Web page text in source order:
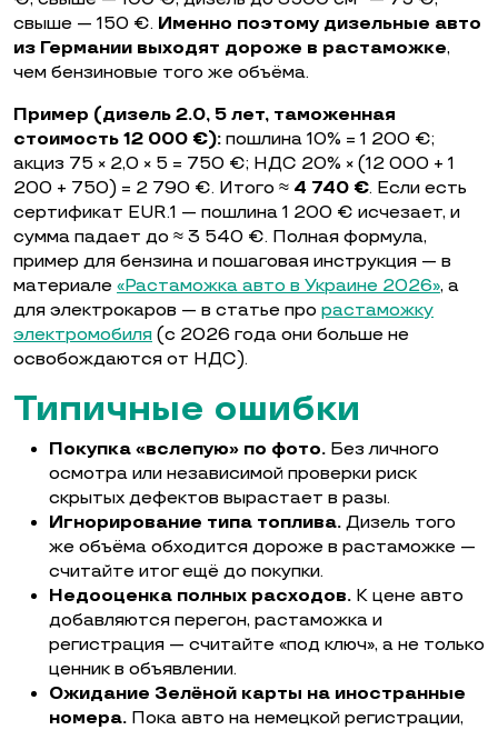
свыше — 150 €. Именно поэтому дизельные авто
из Германии выходят дороже в растаможке,
чем бензиновые того же объёма.
Пример (дизель 2.0, 5 лет, таможенная
стоимость 12 000 €): пошлина 10% = 1 200 €;
акциз 75 × 2,0 × 5 = 750 €; НДС 20% × (12 000 + 1
200 + 750) = 2 790 €. Итого ≈ 4 740 €. Если есть
сертификат EUR.1 — пошлина 1 200 € исчезает, и
сумма падает до ≈ 3 540 €. Полная формула,
пример для бензина и пошаговая инструкция — в
материале «Растаможка авто в Украине 2026», а
для электрокаров — в статье про растаможку
электромобиля (с 2026 года они больше не
освобождаются от НДС).
Типичные ошибки
Покупка «вслепую» по фото. Без личного
осмотра или независимой проверки риск
скрытых дефектов вырастает в разы.
Игнорирование типа топлива. Дизель того
же объёма обходится дороже в растаможке —
считайте итог ещё до покупки.
Недооценка полных расходов. К цене авто
добавляются перегон, растаможка и
регистрация — считайте «под ключ», а не только
ценник в объявлении.
Ожидание Зелёной карты на иностранные
номера. Пока авто на немецкой регистрации,